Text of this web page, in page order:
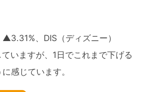
、DIS（ディズニー）
いますが、1日でこれまで下げる
感じています。